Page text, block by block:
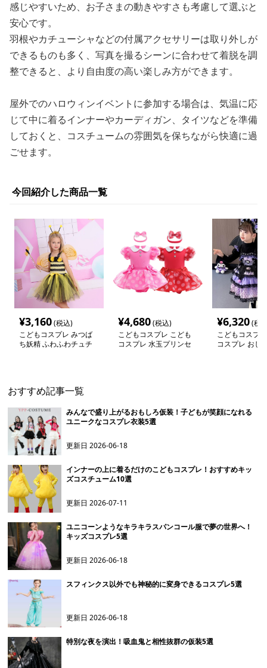
感じやすいため、お子さまの動きやすさも考慮して選ぶと
安心です。
羽根やカチューシャなどの付属アクセサリーは取り外しが
できるものも多く、写真を撮るシーンに合わせて着脱を調
整できると、より自由度の高い楽しみ方ができます。
屋外でのハロウィンイベントに参加する場合は、気温に応
じて中に着るインナーやカーディガン、タイツなどを準備
しておくと、コスチュームの雰囲気を保ちながら快適に過
ごせます。
今回紹介した商品一覧
¥3,160(税込)
こどもコスプレ みつば
ち妖精 ふわふわチュチ
¥4,680(税込)
こどもコスプレ こども
コスプレ 水玉プリンセ
¥6,320(税
こどもコスプ
コスプレ おし
おすすめ記事一覧
みんなで盛り上がるおもしろ仮装！子どもが笑顔になれる
ユニークなコスプレ衣装5選
更新日2026-06-18
インナーの上に着るだけのこどもコスプレ！おすすめキッ
ズコスチューム10選
更新日2026-07-11
ユニコーンようなキラキラスパンコール服で夢の世界へ！
キッズコスプレ5選
更新日2026-06-18
スフィンクス以外でも神秘的に変身できるコスプレ5選
更新日2026-06-18
特別な夜を演出！吸血鬼と相性抜群の仮装5選